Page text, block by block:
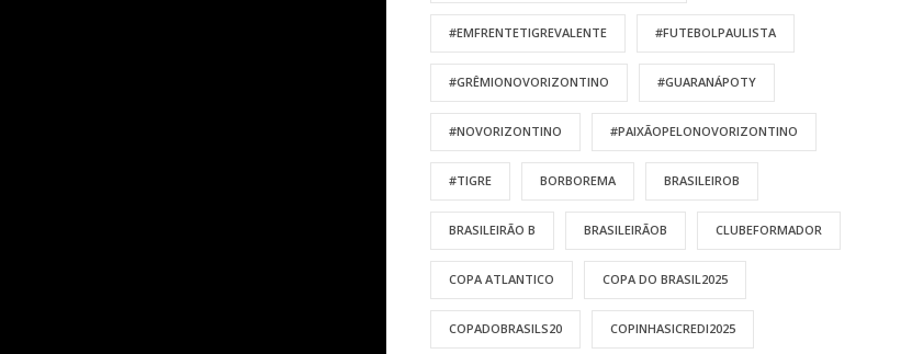
#EMFRENTETIGREVALENTE #FUTEBOLPAULISTA
#GRÊMIONOVORIZONTINO #GUARANÁPOTY
#NOVORIZONTINO #PAIXÃOPELONOVORIZONTINO
#TIGRE BORBOREMA BRASILEIROB
BRASILEIRÃO B BRASILEIRÃOB CLUBEFORMADOR
COPA ATLANTICO COPA DO BRASIL2025
COPADOBRASILS20 COPINHASICREDI2025